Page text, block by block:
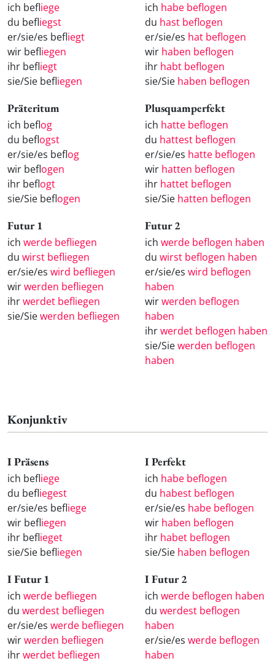
ich befliege
du befliegst
er/sie/es befliegt
wir befliegen
ihr befliegt
sie/Sie befliegen
ich habe beflogen
du hast beflogen
er/sie/es hat beflogen
wir haben beflogen
ihr habt beflogen
sie/Sie haben beflogen
Präteritum
ich beflog
du beflogst
er/sie/es beflog
wir beflogen
ihr beflogt
sie/Sie beflogen
Plusquamperfekt
ich hatte beflogen
du hattest beflogen
er/sie/es hatte beflogen
wir hatten beflogen
ihr hattet beflogen
sie/Sie hatten beflogen
Futur 1
ich werde befliegen
du wirst befliegen
er/sie/es wird befliegen
wirwerden befliegen
ihrwerdet befliegen
sie/Siewerden befliegen
Futur 2
ich werde beflogen haben
du wirst beflogen haben
er/sie/es wird beflogen
haben
wirwerden beflogen
haben
ihrwerdet beflogen haben
sie/Siewerden beflogen
haben
Konjunktiv
I Präsens
ich befliege
du befliegest
er/sie/es befliege
wir befliegen
ihr beflieget
sie/Sie befliegen
I Perfekt
ich habe beflogen
du habest beflogen
er/sie/es habe beflogen
wir haben beflogen
ihr habet beflogen
sie/Sie haben beflogen
I Futur 1
ich werde befliegen
du werdest befliegen
er/sie/es werde befliegen
wirwerden befliegen
ihrwerdet befliegen
I Futur 2
ich werde beflogen haben
du werdest beflogen
haben
er/sie/es werde beflogen
haben